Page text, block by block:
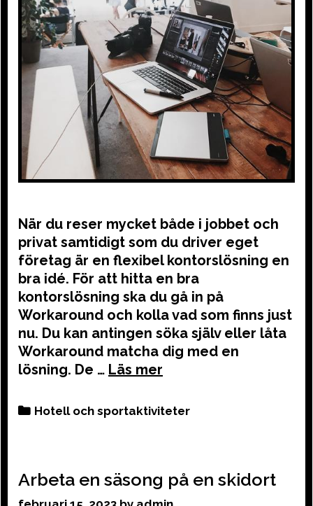
När du reser mycket både i jobbet och
privat samtidigt som du driver eget
företag är en flexibel kontorslösning en
bra idé. För att hitta en bra
kontorslösning ska du gå in på
Workaround och kolla vad som finns just
nu. Du kan antingen söka själv eller låta
Workaround matcha dig med en
lösning. De …
Categories
Hotell och sportaktiviteter
Arbeta en säsong på en skidort